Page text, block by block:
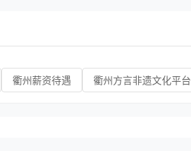
衢州薪资待遇 衢州方言非遗文化平台